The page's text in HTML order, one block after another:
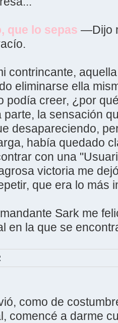
que lo sepas —Dijo
contrincante,
eliminarse ella
podía creer, ¿por
parte, la sensación
desapareciendo,
había quedado
con una
victoria me
que era lo más
Sark me
en la que se
como de
comencé a darme